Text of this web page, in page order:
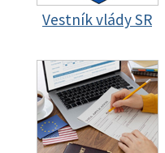
Vestník vlády SR